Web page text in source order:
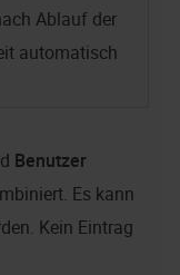
Ablauf der
automatisch
Benutzer
Es kann
Kein Eintrag